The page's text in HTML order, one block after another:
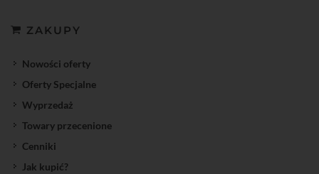
ZAKUPY
Nowości oferty
Oferty Specjalne
Wyprzedaż
Towary przecenione
Cenniki
Jak kupić?